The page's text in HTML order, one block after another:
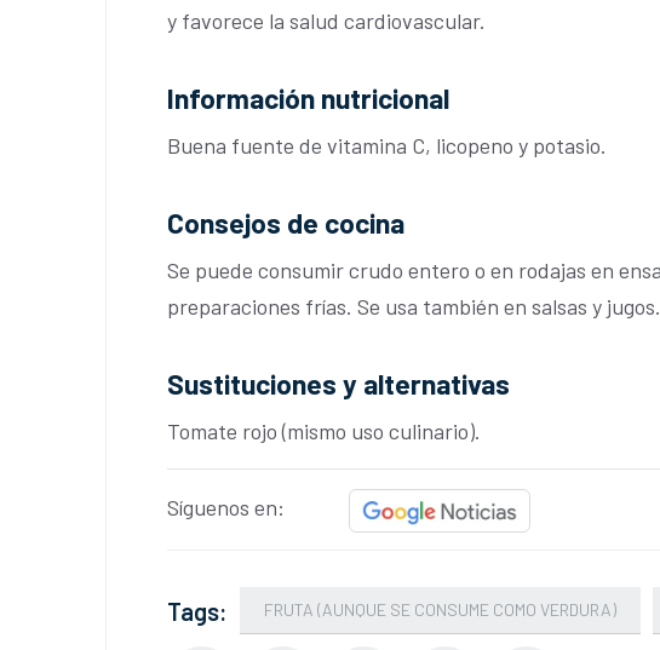
y favorece la salud cardiovascular.
Información nutricional
Buena fuente de vitamina C, licopeno y potasio.
Consejos de cocina
Se puede consumir crudo entero o en rodajas en
preparaciones frías. Se usa también en salsas y jugos.
Sustituciones y alternativas
Tomate rojo (mismo uso culinario).
Síguenos en:
Tags: FRUTA (AUNQUE SE CONSUME COMO VERDURA)